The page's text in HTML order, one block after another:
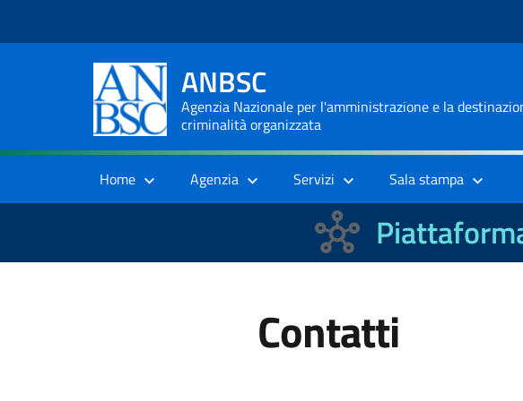
ANBSC
Agenzia Nazionale per l'amministrazione e la
criminalità organizzata
Home Agenzia Servizi Sala stampa
Contatti